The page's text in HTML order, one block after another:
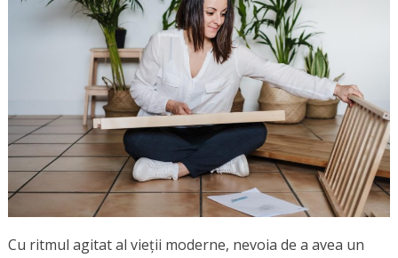
Cu ritmul agitat al vieții moderne, nevoia de a avea un